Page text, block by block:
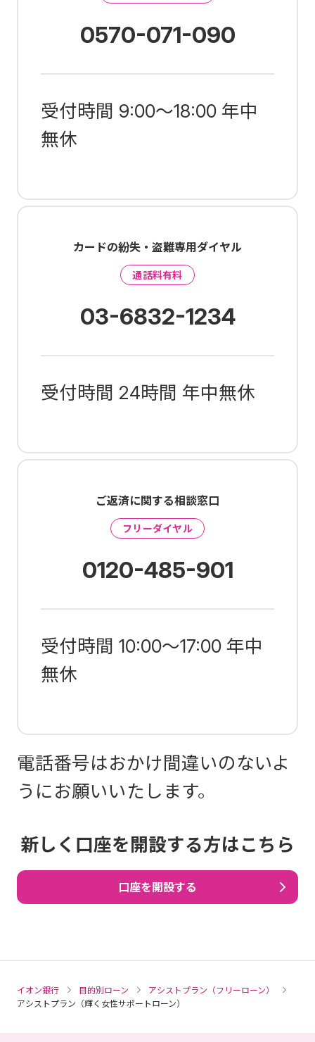
0570-071-090
受付時間 9:00～18:00 年中
無休
カードの紛失・盗難専用ダイヤル
通話料有料
03-6832-1234
受付時間 24時間 年中無休
ご返済に関する相談窓口
フリーダイヤル
0120-485-901
受付時間 10:00～17:00 年中
無休
電話番号はおかけ間違いのないよ
うにお願いいたします。
新しく口座を開設する方はこちら
口座を開設する
イオン銀行 目的別ローン
アシストプラン（フリーローン）
アシストプラン（輝く女性サポートローン）